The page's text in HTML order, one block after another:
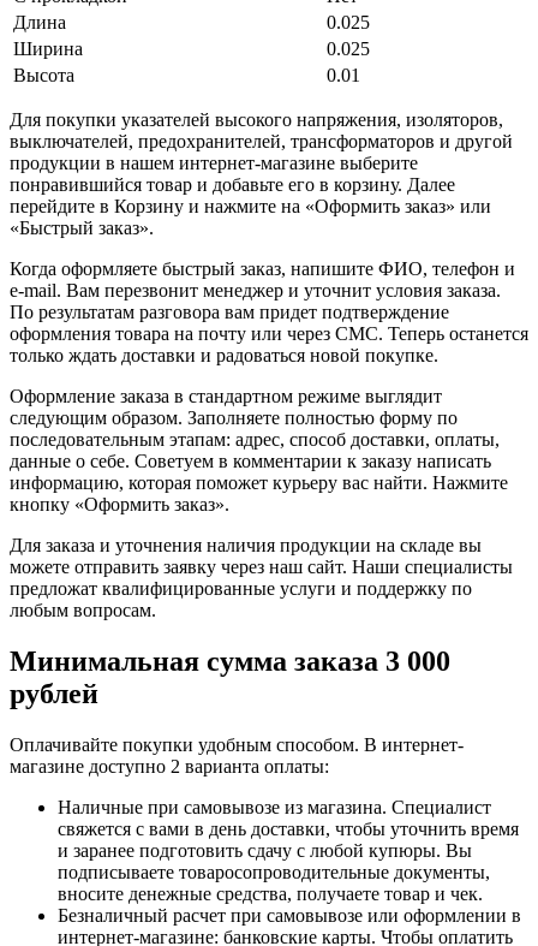
Длина
0.025
Ширина
0.025
Высота
0.01
Для покупки указателей высокого напряжения, изоляторов,
выключателей, предохранителей, трансформаторов и другой
продукции в нашем интернет-магазине выберите
понравившийся товар и добавьте его в корзину. Далее
перейдите в Корзину и нажмите на «Оформить заказ» или
«Быстрый заказ».
Когда оформляете быстрый заказ, напишите ФИО, телефон и
e-mail. Вам перезвонит менеджер и уточнит условия заказа.
По результатам разговора вам придет подтверждение
оформления товара на почту или через СМС. Теперь останется
только ждать доставки и радоваться новой покупке.
Оформление заказа в стандартном режиме выглядит
следующим образом. Заполняете полностью форму по
последовательным этапам: адрес, способ доставки, оплаты,
данные о себе. Советуем в комментарии к заказу написать
информацию, которая поможет курьеру вас найти. Нажмите
кнопку «Оформить заказ».
Для заказа и уточнения наличия продукции на складе вы
можете отправить заявку через наш сайт. Наши специалисты
предложат квалифицированные услуги и поддержку по
любым вопросам.
Минимальная сумма заказа 3 000
рублей
Оплачивайте покупки удобным способом. В интернет-
магазине доступно 2 варианта оплаты:
Наличные при самовывозе из магазина. Специалист
свяжется с вами в день доставки, чтобы уточнить время
и заранее подготовить сдачу с любой купюры. Вы
подписываете товаросопроводительные документы,
вносите денежные средства, получаете товар и чек.
Безналичный расчет при самовывозе или оформлении в
интернет-магазине: банковские карты. Чтобы оплатить